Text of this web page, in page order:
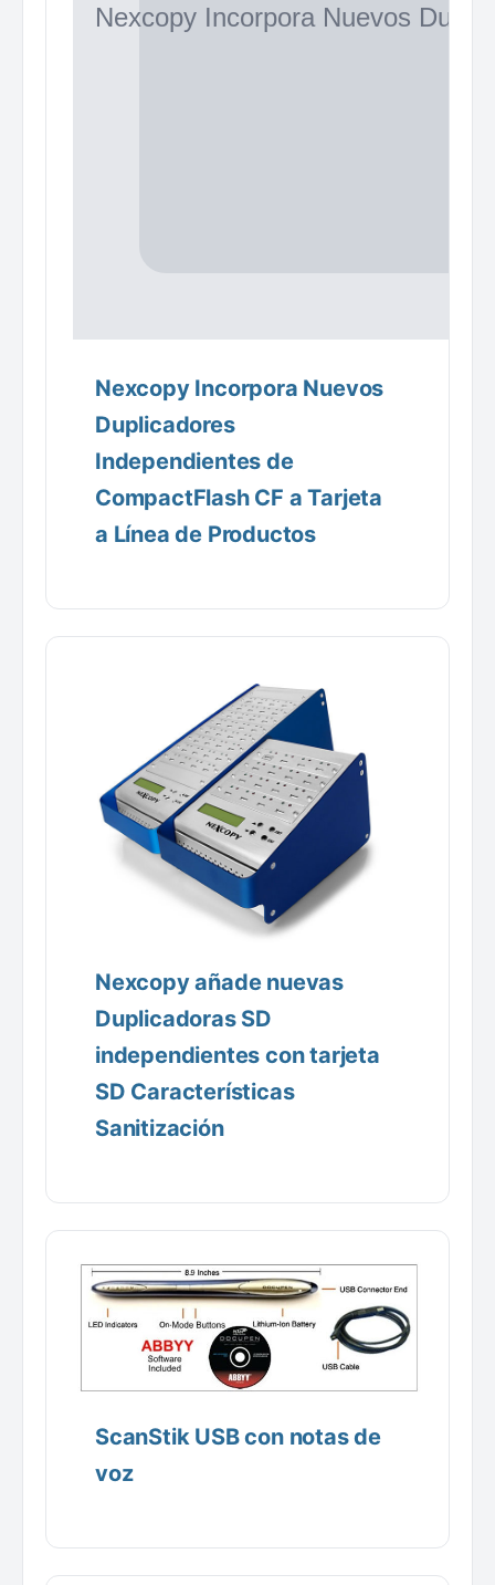
Nexcopy Incorpora Nuevos
Nexcopy Incorpora Nuevos
Duplicadores
Independientes de
CompactFlash CF a Tarjeta
a Línea de Productos
Nexcopy añade nuevas
Duplicadoras SD
independientes con tarjeta
SD Características
Sanitización
ScanStik USB con notas de
voz